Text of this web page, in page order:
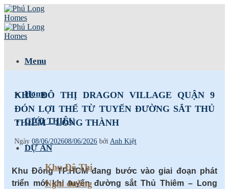
Skip
to
content
Menu
Home
GIỚI THIỆU
DỰ ÁN
Khu Đô Thị
Nghỉ dưỡng
KHU ĐÔ THỊ DRAGON VILLAGE QUẬN 9
ĐÓN LỢI THẾ TỪ TUYẾN ĐƯỜNG SẮT THỦ
THIÊM – LONG THÀNH
Ngày 08/06/202608/06/2026 bởi Anh Kiệt
Khu Đông TP.HCM đang bước vào giai đoạn phát
triển mới khi tuyến đường sắt Thủ Thiêm – Long